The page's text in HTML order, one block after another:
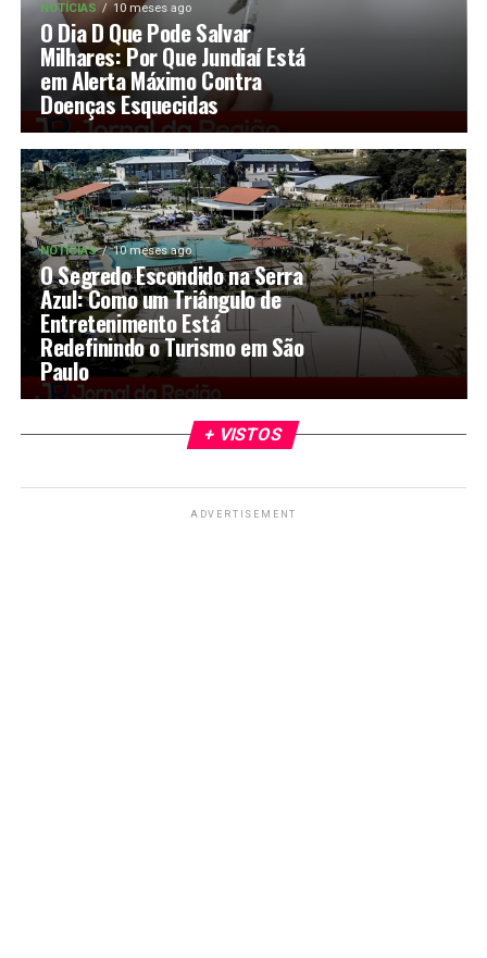
NOTÍCIAS 10 meses ago
O Dia D Que Pode Salvar
Milhares: Por Que Jundiaí Está
em Alerta Máximo Contra
Doenças Esquecidas
NOTÍCIAS 10 meses ago
O Segredo Escondido na Serra
Azul: Como um Triângulo de
Entretenimento Está
Redefinindo o Turismo em São
Paulo
+ VISTOS
ADVERTISEMENT